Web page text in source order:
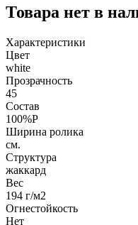
Товара нет в
Характеристики
Цвет
white
Прозрачность
45
Состав
100%P
Ширина ролика
см.
Структура
жаккард
Вес
194 г/м2
Огнестойкость
Нет